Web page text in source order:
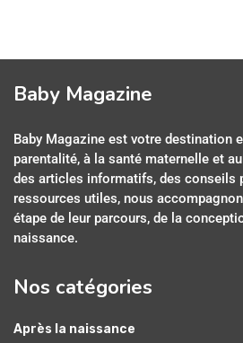
Baby Magazine
Baby Magazine est votre destination
parentalité, à la santé maternelle et
des articles informatifs, des conseils
ressources utiles, nous
étape de leur parcours, de la
naissance.
Nos catégories
Après la naissance